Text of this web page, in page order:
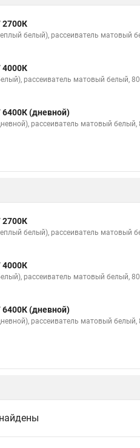
2700К
белый), рассеиватель матовый
4000К
рассеиватель матовый белый,
6400К (дневной)
рассеиватель матовый белый,
2700К
белый), рассеиватель матовый
4000К
рассеиватель матовый белый,
6400К (дневной)
рассеиватель матовый белый,